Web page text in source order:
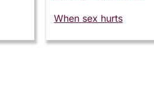
When sex hurts